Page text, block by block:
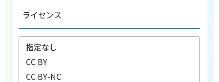
ライセンス